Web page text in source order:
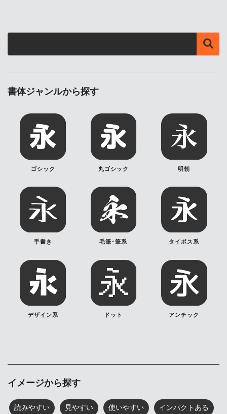
書体ジャンルから探す
ゴシック 丸ゴシック 明朝
手書き 毛筆･筆系 タイポス系
デザイン系 ドット アンチック
イメージから探す
読みやすい 見やすい 使いやすい インパクトある